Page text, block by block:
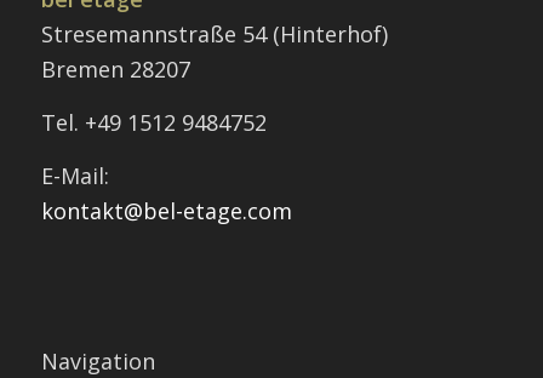
Stresemannstraße 54 (Hinterhof)
Bremen 28207
Tel. +49 1512 9484752
E-Mail:
kontakt@bel-etage.com
Navigation